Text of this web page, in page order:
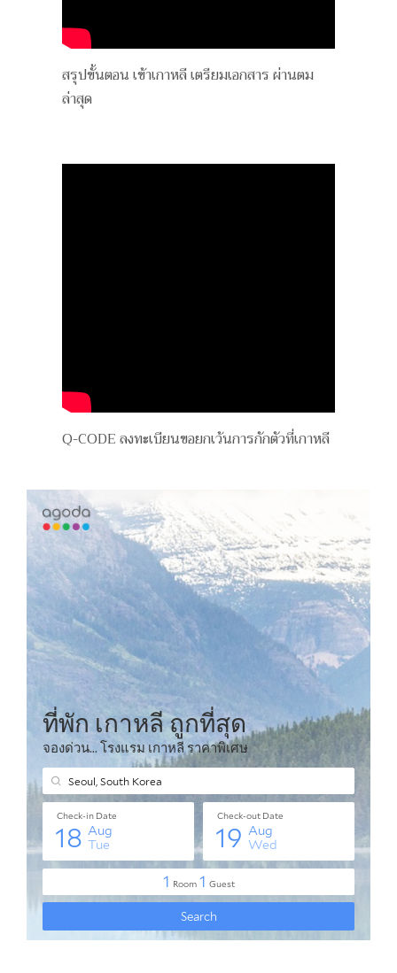
สรุปขั้นตอน เข้าเกาหลี เตรียมเอกสาร ผ่านตม
ล่าสุด
Q-CODE ลงทะเบียนขอยกเว้นการกักตัวที่เกาหลี